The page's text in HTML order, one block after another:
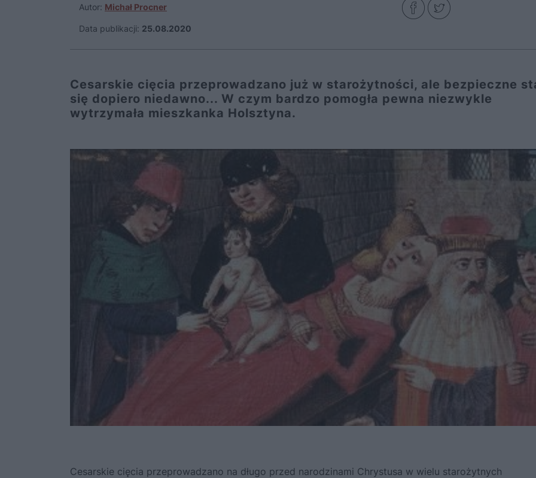
Autor: Michał Procner
Data publikacji: 25.08.2020
Cesarskie cięcia przeprowadzano już w starożytności, ale bezpieczne
się dopiero niedawno... W czym bardzo pomogła pewna niezwykle
wytrzymała mieszkanka Holsztyna.
Cesarskie cięcia przeprowadzano na długo przed narodzinami Chrystusa w wielu starożytnych